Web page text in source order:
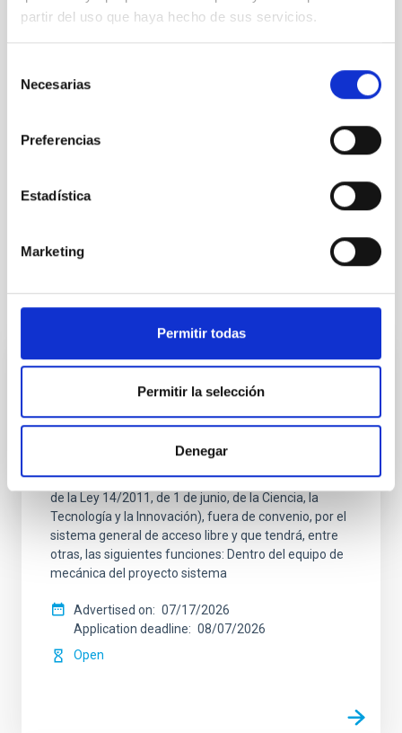
partir del uso que haya hecho de sus servicios.
Necesarias
Preferencias
Estadística
Marketing
Permitir todas
Permitir la selección
Denegar
PS-2025-071 BASES CONVOCATORIA
It may interest you
Mecánica- GTCAO.PS-2026-057
Se convoca proceso selectivo para formalizar un
contrato laboral de duración indefinida (Artículo 23bis
de la Ley 14/2011, de 1 de junio, de la Ciencia, la
Tecnología y la Innovación), fuera de convenio, por el
sistema general de acceso libre y que tendrá, entre
otras, las siguientes funciones: Dentro del equipo de
mecánica del proyecto sistema
Advertised on
07/17/2026
Application deadline
08/07/2026
Open